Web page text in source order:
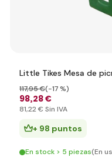
Little Tikes Mesa de
98,28 €
117,95 €(-17 %)
81,22 € Sin IVA
+ 98 puntos
En stock > 5 piezas(En